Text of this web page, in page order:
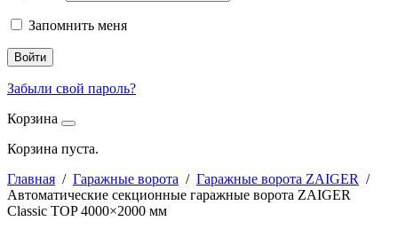
Запомнить меня
Войти
Забыли свой пароль?
Корзина
Корзина пуста.
Главная / Гаражные ворота / Гаражные ворота ZAIGER /
Автоматические секционные гаражные ворота ZAIGER
Classic TOP 4000×2000 мм